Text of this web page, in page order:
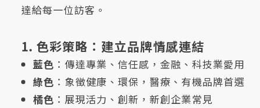
達給每一位訪客。
1. 色彩策略：建立品牌情感連結
藍色 ：傳達專業、信任感，金融、科技業愛用
綠色 ：象徵健康、環保，醫療、有機品牌首選
橘色 ：展現活力、創新，新創企業常見